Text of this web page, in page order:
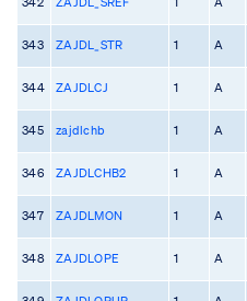
343 ZAJDL_STR 1 A
344 ZAJDLCJ 1 A
345 zajdlchb 1 A
346 ZAJDLCHB2 1 A
347 ZAJDLMON 1 A
348 ZAJDLOPE 1 A